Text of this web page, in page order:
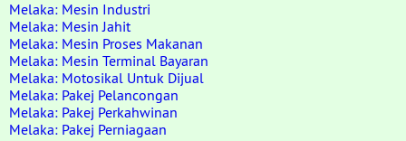
Melaka: Mesin Industri
Melaka: Mesin Jahit
Melaka: Mesin Proses Makanan
Melaka: Mesin Terminal Bayaran
Melaka: Motosikal Untuk Dijual
Melaka: Pakej Pelancongan
Melaka: Pakej Perkahwinan
Melaka: Pakej Perniagaan